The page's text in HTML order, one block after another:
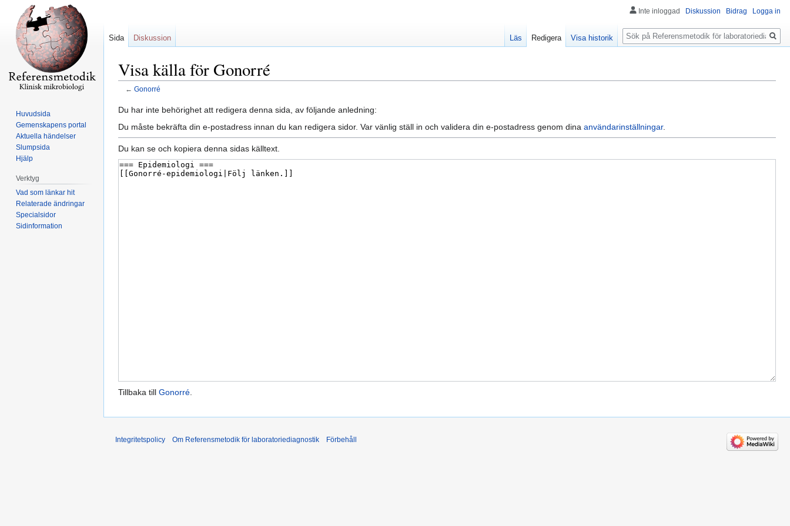
Visa källa för Gonorré
← Gonorré
Hoppa
till
Hoppa
till
Du har inte behörighet att redigera denna sida, av följande anledning:
Du måste bekräfta din e-postadress innan du kan redigera sidor. Var vänlig ställ in och validera din e-postadress genom dina användarinställningar.
Du kan se och kopiera denna sidas källtext.
Tillbaka till Gonorré.
Inte inloggad Diskussion Bidrag Logga in
Sida Diskussion Läs Redigera Visa historik
Sök
Huvudsida
Gemenskapens portal
Aktuella händelser
Slumpsida
Hjälp
Verktyg
Vad som länkar hit
Relaterade ändringar
Specialsidor
Sidinformation
Integritetspolicy Om Referensmetodik för laboratoriediagnostik Förbehåll